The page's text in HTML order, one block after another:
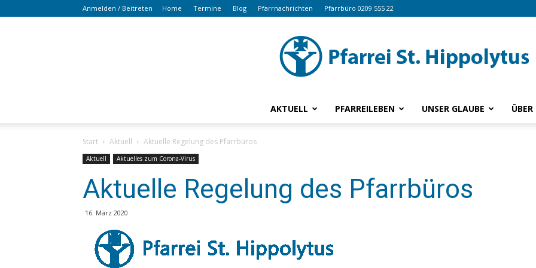
Anmelden / Beitreten Home Termine Blog Pfarrnachrichten Pfarrbüro 0209 555 22
AKTUELL PFARREILEBEN UNSER GLAUBE ÜBER
Start Aktuell Aktuelle Regelung des Pfarrbüros
Aktuell Aktuelles zum Corona-Virus
Aktuelle Regelung des Pfarrbüros
16. März 2020